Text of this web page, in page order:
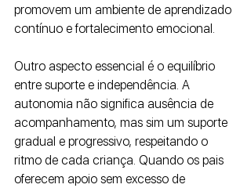
promovem um ambiente de aprendizado
contínuo e fortalecimento emocional.
Outro aspecto essencial é o equilíbrio
entre suporte e independência. A
autonomia não significa ausência de
acompanhamento, mas sim um suporte
gradual e progressivo, respeitando o
ritmo de cada criança. Quando os pais
oferecem apoio sem excesso de